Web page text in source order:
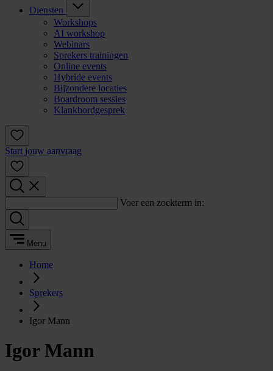
Diensten
Workshops
AI workshop
Webinars
Sprekers trainingen
Online events
Hybride events
Bijzondere locaties
Boardroom sessies
Klankbordgesprek
Start jouw aanvraag
Voer een zoekterm in:
Menu
Home
Sprekers
Igor Mann
Igor Mann